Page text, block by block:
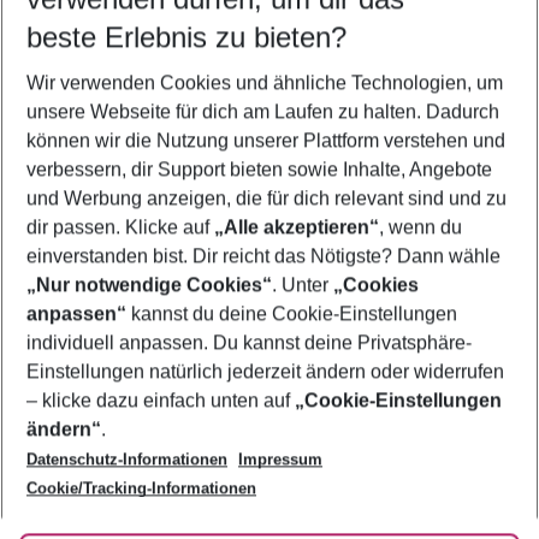
5-8 Nächte
2 Erwachsene Keine Kinder
Mehr Filter anzeigen
Footer
Footer navigation
Über uns
AGB
Bestpreisgarantie
Cookie-Einstellungen ändern
Cookie-Richtlinie
Agenturbetreuung
Barrierefreies Reisen
Folge uns
beste Erlebnis zu bieten?
Wir verwenden Cookies und ähnliche Technologien, um
unsere Webseite für dich am Laufen zu halten. Dadurch
können wir die Nutzung unserer Plattform verstehen und
verbessern, dir Support bieten sowie Inhalte, Angebote
und Werbung anzeigen, die für dich relevant sind und zu
dir passen. Klicke auf „Alle akzeptieren“, wenn du
einverstanden bist. Dir reicht das Nötigste? Dann wähle
„Nur notwendige Cookies“. Unter „Cookies
anpassen“ kannst du deine Cookie-Einstellungen
individuell anpassen. Du kannst deine Privatsphäre-
Einstellungen natürlich jederzeit ändern oder widerrufen
– klicke dazu einfach unten auf „Cookie-Einstellungen
ändern“.
Datenschutz-Informationen
Impressum
Cookie/Tracking-Informationen